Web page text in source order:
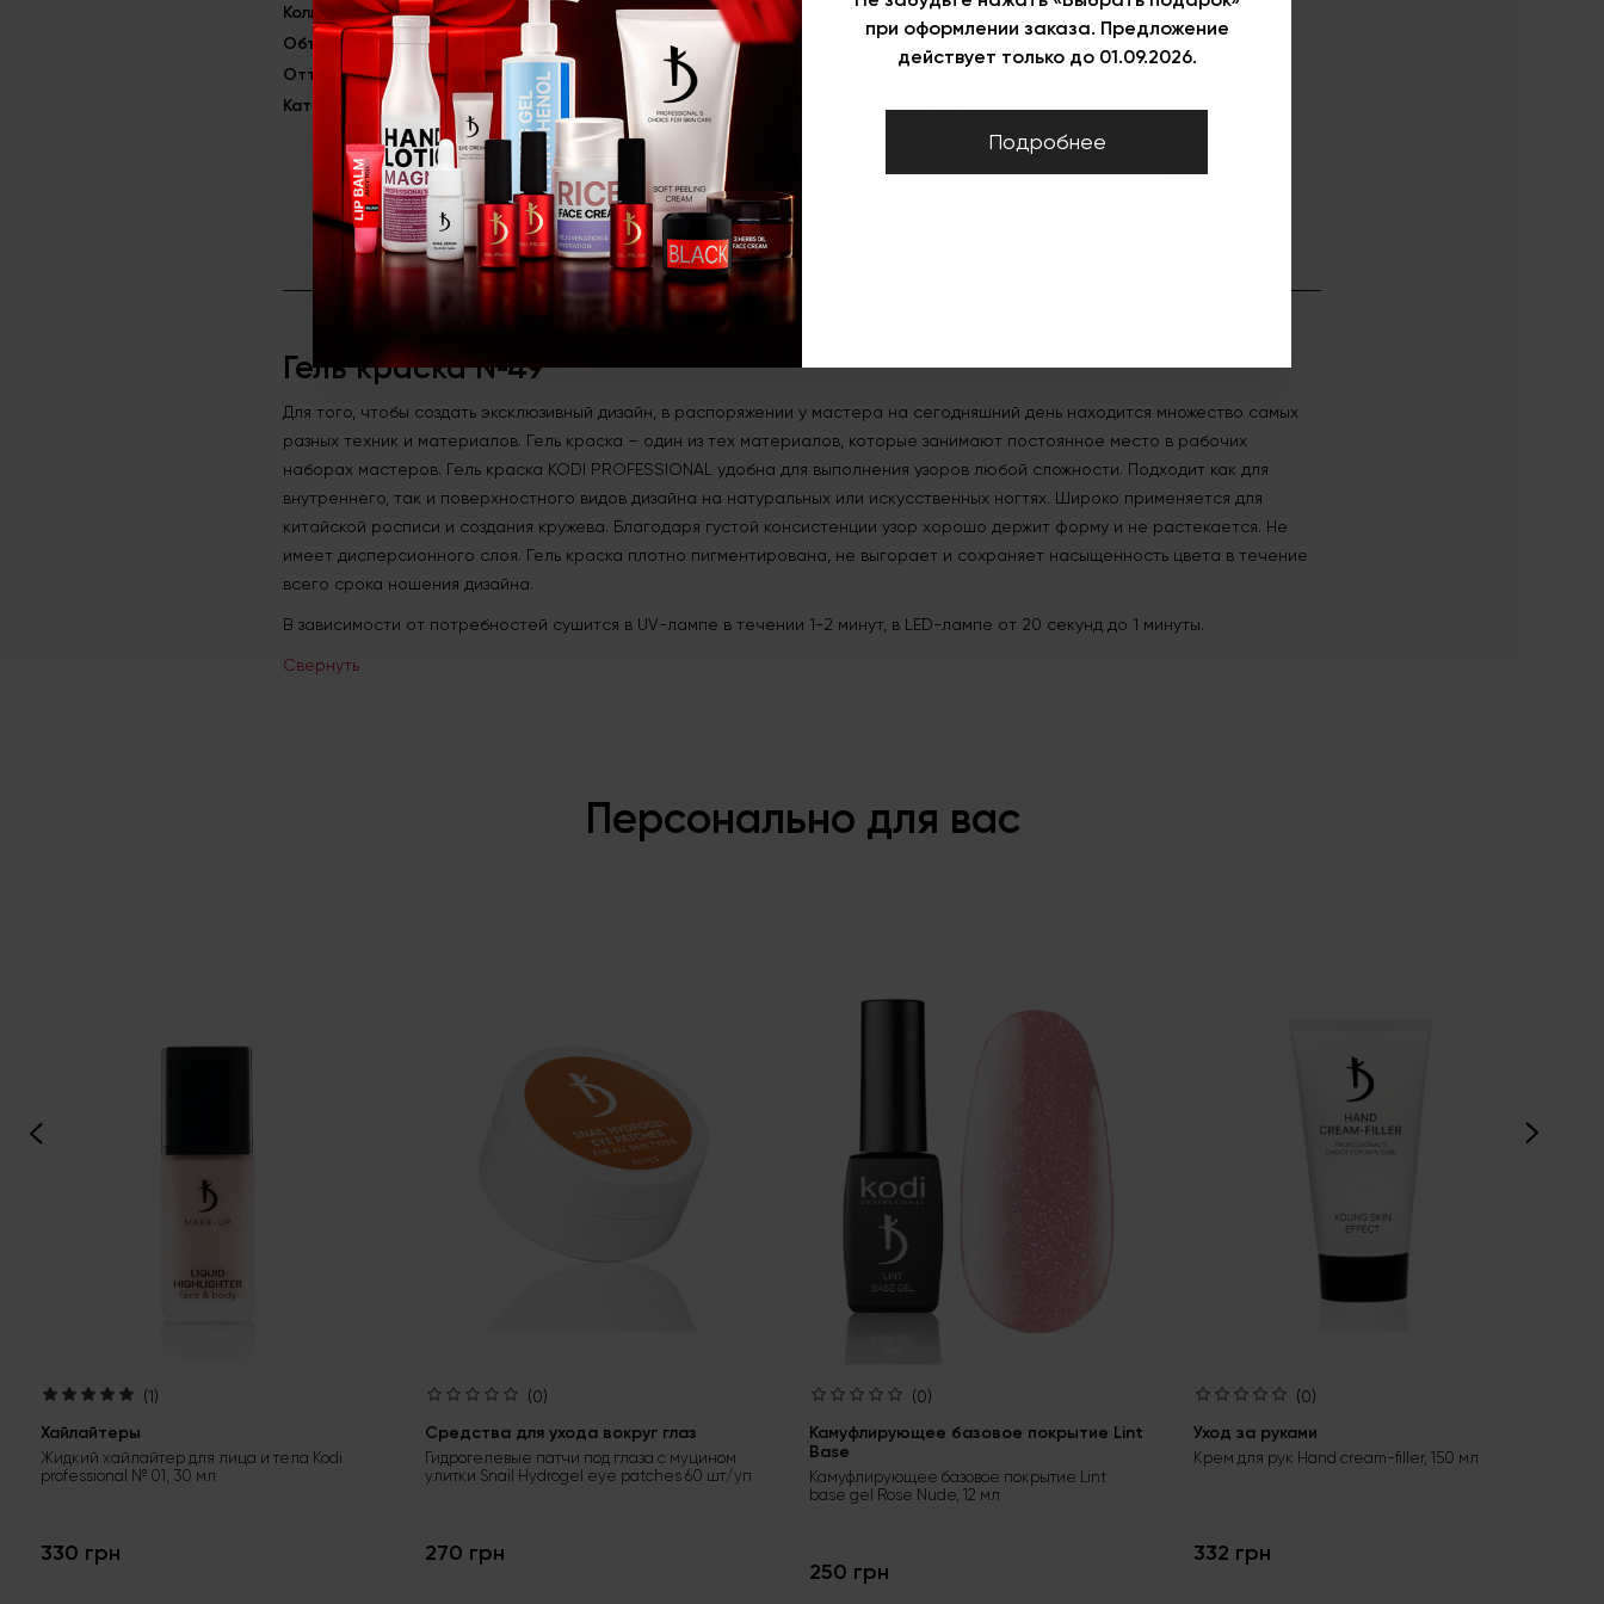
Укр
Коллекция Basic Плотность Плотные
Объём 4 мл Особенность Без кисти
Оттенок Изумрудный
Категория Гель краски для ногтей
Описание
Гель краска №49, 4 мл
Гель краска №49
Для того, чтобы создать эксклюзивный дизайн, в распоряжении у мастера на сегодняшний день находится множество самых
разных техник и материалов. Гель краска – один из тех материалов, которые занимают постоянное место в рабочих
наборах мастеров. Гель краска KODI PROFESSIONAL удобна для выполнения узоров любой сложности. Подходит как для
внутреннего, так и поверхностного видов дизайна на натуральных или искусственных ногтях. Широко применяется для
китайской росписи и создания кружева. Благодаря густой консистенции узор хорошо держит форму и не растекается. Не
имеет дисперсионного слоя. Гель краска плотно пигментирована, не выгорает и сохраняет насыщенность цвета в течение
всего срока ношения дизайна.
В зависимости от потребностей сушится в UV-лампе в течении 1-2 минут, в LED-лампе от 20 секунд до 1 минуты.
Свернуть
Персонально для вас
(1)
Хайлайтеры
Жидкий хайлайтер для лица и тела Kodi
professional № 01, 30 мл
330 грн
(0)
Средства для ухода вокруг глаз
Гидрогелевые патчи под глаза с муцином
улитки Snail Hydrogel eye patches 60 шт/уп
270 грн
(0)
Камуфлирующее базовое покрытие Lint
Base
Камуфлирующее базовое покрытие Lint
base gel Rose Nude, 12 мл
250 грн
(0)
Уход за руками
Крем для рук Hand cream-filler, 150 мл
332 грн
при оформлении заказа. Предложение
действует только до 01.09.2026.
Подробнее